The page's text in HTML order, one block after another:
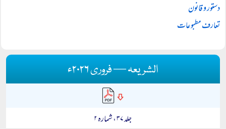
دستور و قانون
تعارف مطبوعات
الشریعہ — فروری ۲۰۲۶ء
جلد ۳۷ ، شمارہ ۲